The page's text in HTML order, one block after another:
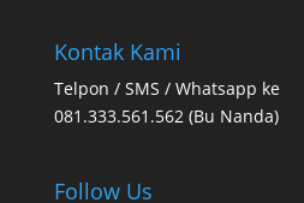
Kontak Kami
Telpon / SMS / Whatsapp ke
081.333.561.562 (Bu Nanda)
Follow Us